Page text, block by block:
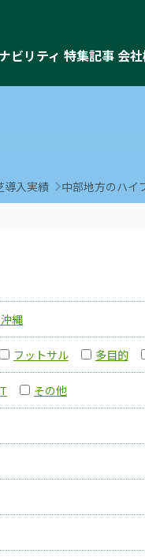
ビリティ 特集記事 会
導入実績 中部地方のハイ
沖縄
フットサル 多目的
その他